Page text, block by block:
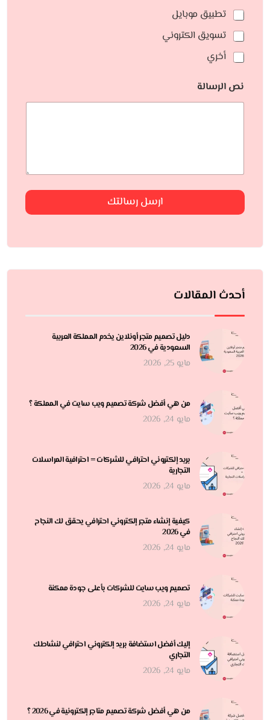
تطبيق موبايل
تسويق الكتروني
أخري
نص الرسالة
ارسل رسالتك
أحدث المقالات
دليل تصميم متجر أونلاين يخدم المملكة العربية
السعودية في 2026
مايو 25, 2026
من هي أفضل شركة تصميم ويب سايت في المملكة ؟
مايو 24, 2026
بريد إلكتروني احترافي للشركات = احترافية المراسلات
التجارية
مايو 24, 2026
كيفية إنشاء متجر إلكتروني احترافي يحقق لك النجاح
في 2026
مايو 24, 2026
تصميم ويب سايت للشركات بأعلى جودة ممكنة
مايو 24, 2026
إليك أفضل استضافة بريد إلكتروني احترافي لنشاطك
التجاري
مايو 24, 2026
من هي أفضل شركة تصميم متاجر إلكترونية في 2026 ؟